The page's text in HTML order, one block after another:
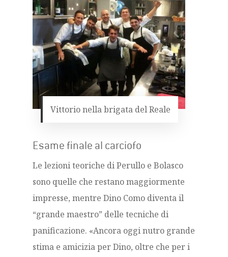
Vittorio nella brigata del Reale
Esame finale al carciofo
Le lezioni teoriche di Perullo e Bolasco
sono quelle che restano maggiormente
impresse, mentre Dino Como diventa il
“grande maestro” delle tecniche di
panificazione. «Ancora oggi nutro grande
stima e amicizia per Dino, oltre che per i